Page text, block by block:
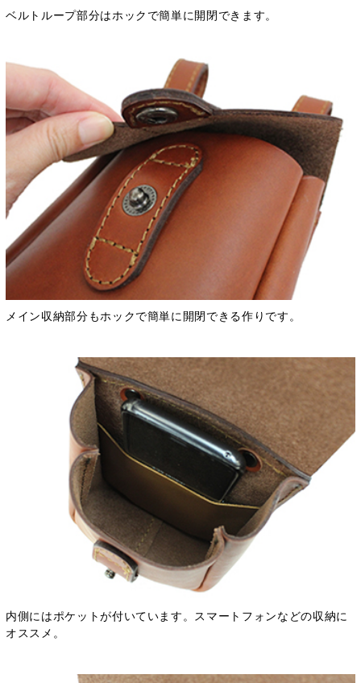
ベルトループ部分はホックで簡単に開閉できます。
メイン収納部分もホックで簡単に開閉できる作りです。
内側にはポケットが付いています。スマートフォンなどの収納に
オススメ。